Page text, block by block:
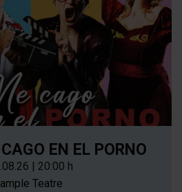
EN EL PORNO
| 20:00 h
Teatre